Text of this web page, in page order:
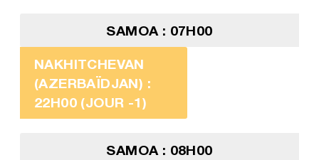
SAMOA : 07H00
NAKHITCHEVAN
(AZERBAÏDJAN) :
22H00 (JOUR -1)
SAMOA : 08H00